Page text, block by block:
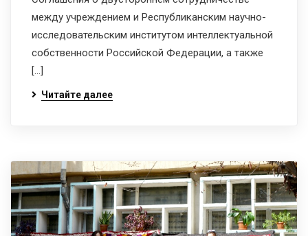
между учреждением и Республиканским научно-
исследовательским институтом интеллектуальной
собственности Российской Федерации, а также
[…]
Читайте далее